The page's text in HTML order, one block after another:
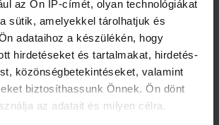
az Ön IP-címét, olyan technológiákat
sütik, amelyekkel tárolhatjuk és
adataihoz a készülékén, hogy
hirdetéseket és tartalmakat, hirdetés-
közönségbetekintéseket, valamint
biztosíthassunk Önnek. Ön dönt
az adatait és milyen célra.
PROJECT